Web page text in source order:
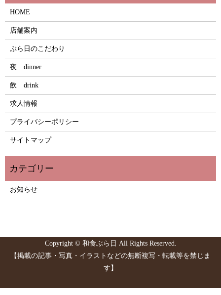
HOME
店舗案内
ぶら日のこだわり
夜 dinner
飲 drink
求人情報
プライバシーポリシー
サイトマップ
お知らせ
Copyright © 和食ぶら日 All Rights Reserved.
【掲載の記事・写真・イラストなどの無断複写・転載等を禁じま
す】